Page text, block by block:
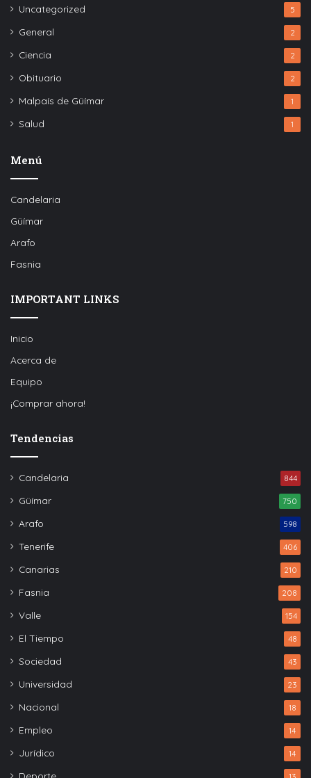
Uncategorized 5
General 2
Ciencia 2
Obituario 2
Malpaís de Güímar 1
Salud 1
Menú
Candelaria
Güímar
Arafo
Fasnia
IMPORTANT LINKS
Inicio
Acerca de
Equipo
¡Comprar ahora!
Tendencias
Candelaria 844
Güímar 750
Arafo 598
Tenerife 406
Canarias 210
Fasnia 208
Valle 154
El Tiempo 48
Sociedad 43
Universidad 23
Nacional 18
Empleo 14
Jurídico 14